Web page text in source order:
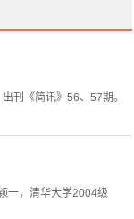
刊《简讯》56、57期。
一，清华大学2004级